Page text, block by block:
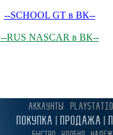
--SCHOOL GT в ВК--
--RUS NASCAR в ВК--